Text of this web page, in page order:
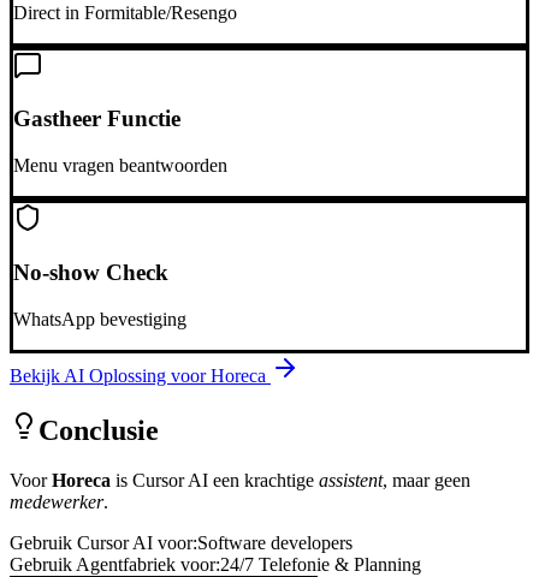
Direct in Formitable/Resengo
Gastheer Functie
Menu vragen beantwoorden
No-show Check
WhatsApp bevestiging
Bekijk AI Oplossing voorHoreca
Conclusie
VoorHoreca is Cursor AI een krachtige assistent, maar geen
medewerker.
Gebruik Cursor AI voor:Software developers
Gebruik Agentfabriek voor:24/7 Telefonie & Planning